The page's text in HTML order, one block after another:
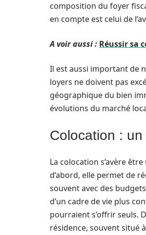
composition du foyer
en compte est celui de
A voir aussi : Réussir sa
Il est aussi important de
loyers ne doivent pas
géographique du bien
évolutions du marché
Colocation :
La colocation s’avère
d’abord, elle permet de
souvent avec des
d’un cadre de vie plus
pourraient s’offrir seuls.
résidence, souvent situé